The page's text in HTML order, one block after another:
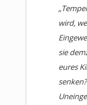
wird,
sie
eures